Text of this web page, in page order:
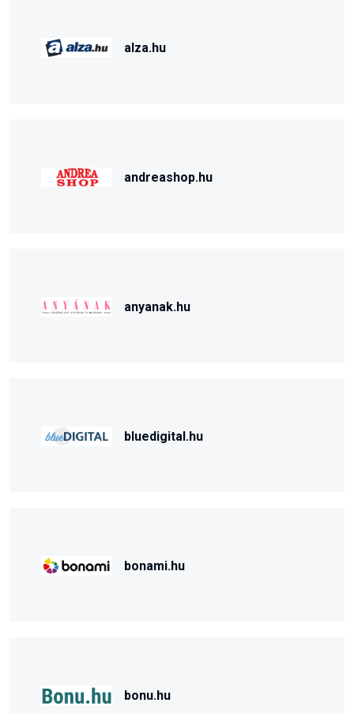
alza.hu
andreashop.hu
anyanak.hu
bluedigital.hu
bonami.hu
bonu.hu